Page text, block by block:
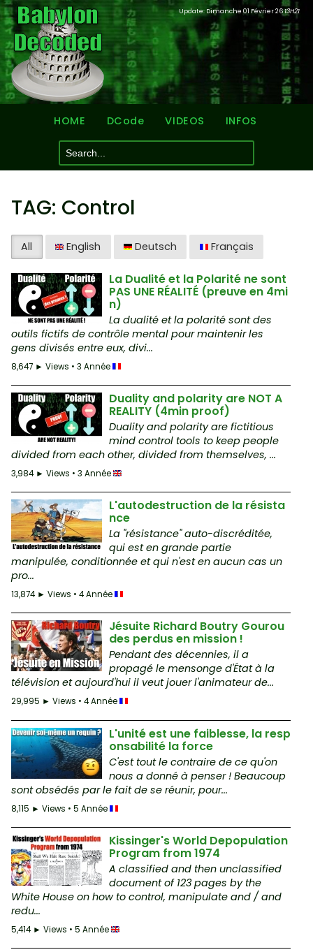
Update: Dimanche 01 Février 2613H21
HOME DCode VIDEOS INFOS
TAG: Control
All English Deutsch Français
La Dualité et la Polarité ne sont
PAS UNE RÉALITÉ (preuve en 4mi
n)
La dualité et la polarité sont des
outils fictifs de contrôle mental pour maintenir les
gens divisés entre eux, divi...
8,647 ► Views • 3 Année
Duality and polarity are NOT A
REALITY (4min proof)
Duality and polarity are fictitious
mind control tools to keep people
divided from each other, divided from themselves, ...
3,984 ► Views • 3 Année
L'autodestruction de la résista
nce
La "résistance" auto-discréditée,
qui est en grande partie
manipulée, conditionnée et qui n'est en aucun cas un
pro...
13,874 ► Views • 4 Année
Jésuite Richard Boutry Gourou
des perdus en mission !
Pendant des décennies, il a
propagé le mensonge d'État à la
télévision et aujourd'hui il veut jouer l'animateur de...
29,995 ► Views • 4 Année
L'unité est une faiblesse, la resp
onsabilité la force
C'est tout le contraire de ce qu'on
nous a donné à penser ! Beaucoup
sont obsédés par le fait de se réunir, pour...
8,115 ► Views • 5 Année
Kissinger's World Depopulation
Program from 1974
A classified and then unclassified
document of 123 pages by the
White House on how to control, manipulate and / and
redu...
5,414 ► Views • 5 Année